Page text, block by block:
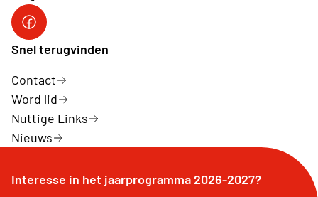
Neos Ieper facebook
Snel terugvinden
Contact
Word lid
Nuttige Links
Nieuws
Interesse in het jaarprogramma 2026-2027?